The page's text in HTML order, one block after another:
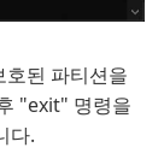
된 파티션을
"exit" 명령을
다.